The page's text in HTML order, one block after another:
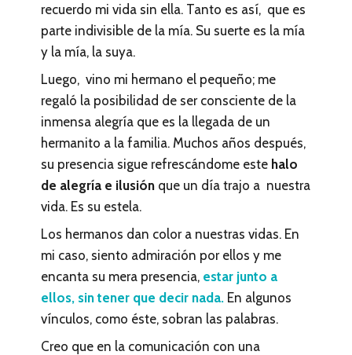
recuerdo mi vida sin ella. Tanto es así, que es
parte indivisible de la mía. Su suerte es la mía
y la mía, la suya.
Luego, vino mi hermano el pequeño; me
regaló la posibilidad de ser consciente de la
inmensa alegría que es la llegada de un
hermanito a la familia. Muchos años después,
su presencia sigue refrescándome este halo
de alegría e ilusión que un día trajo a nuestra
vida. Es su estela.
Los hermanos dan color a nuestras vidas. En
mi caso, siento admiración por ellos y me
encanta su mera presencia, estar junto a
ellos, sin tener que decir nada. En algunos
vínculos, como éste, sobran las palabras.
Creo que en la comunicación con una